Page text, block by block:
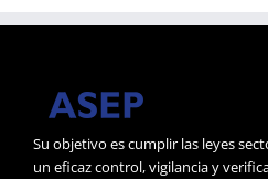
Su objetivo es cumplir las leyes
un eficaz control, vigilancia y